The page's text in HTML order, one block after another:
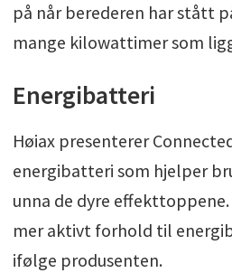
på når berederen har stått
mange kilowattimer som
Energibatteri
Høiax presenterer
energibatteri som hjelper
unna de dyre
mer aktivt forhold til
ifølge produsenten.